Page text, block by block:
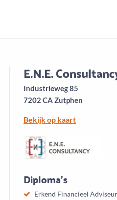
Plan een gratis 1e
E.N.E.
Industrieweg 85
7202 CA Zutphen
Bekijk op kaart
Diploma's
Erkend Financieel